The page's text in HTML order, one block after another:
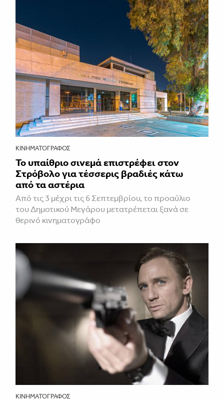
ΚΙΝΗΜΑΤΟΓΡΆΦΟΣ
Το υπαίθριο σινεμά επιστρέφει στον
Στρόβολο για τέσσερις βραδιές κάτω
από τα αστέρια
Από τις 3 μέχρι τις 6 Σεπτεμβρίου, το προαύλιο
του Δημοτικού Μεγάρου μετατρέπεται ξανά σε
θερινό κινηματογράφο
ΚΙΝΗΜΑΤΟΓΡΆΦΟΣ